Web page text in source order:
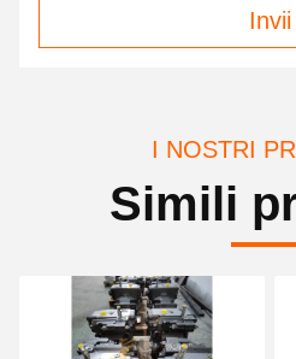
Invii
I NOSTRI
Simili